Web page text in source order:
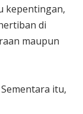
kepentingan,
di
maupun
itu,